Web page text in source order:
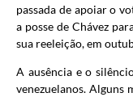
passada de apoiar o
a posse de Chávez
sua reeleição, em
A ausência e o
venezuelanos. Alguns